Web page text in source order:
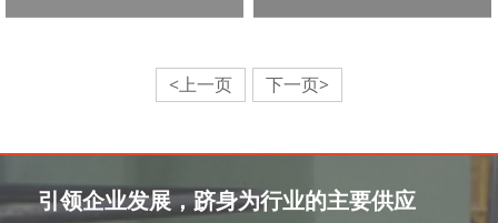
<上一页 下一页>
引领企业发展，跻身为行业的主要供应